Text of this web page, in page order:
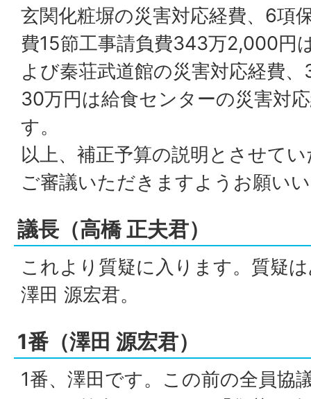
玄関化粧塀の災害対応経費、6項
費15節工事請負費343万2,000円
よび秦荘武道館の災害対応経費
30万円は給食センターの災害対
す。
以上、補正予算の説明とさせて
ご審議いただきますようお願い
議長（高橋 正夫君）
これより質疑に入ります。質疑
澤田 源宏君。
1番（澤田 源宏君）
1番、澤田です。この前の全員協